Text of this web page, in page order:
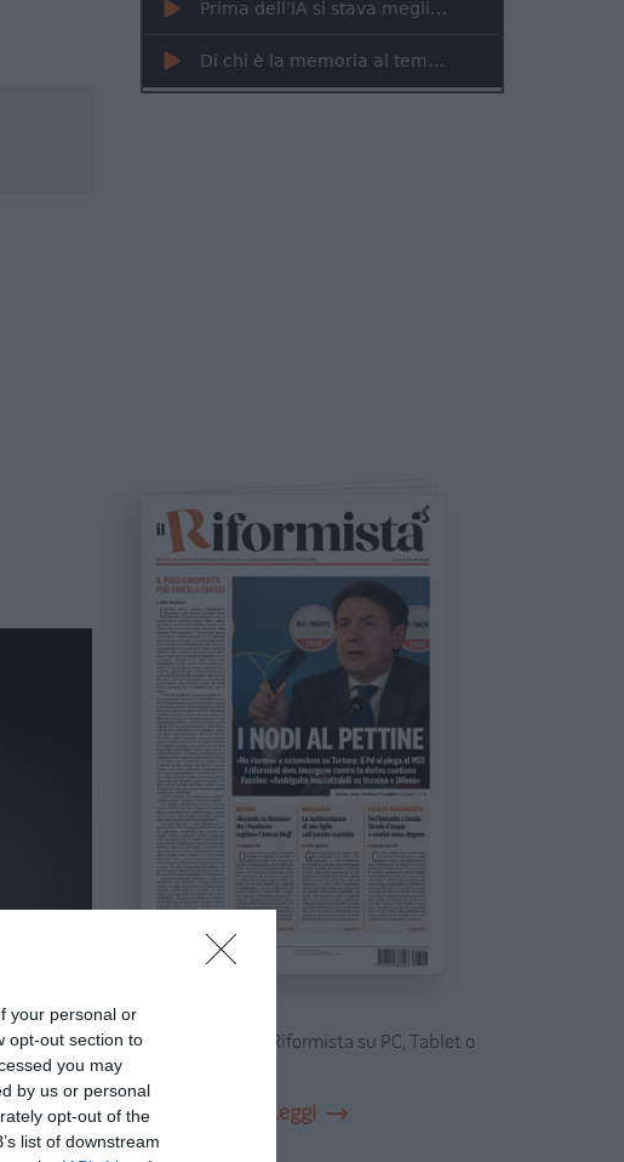
your personal or
opt-out section to
you may
by us or personal
opt-out of the
list of downstream
Sfoglia e leggi Il Riformista su PC, Tablet o
Leggi